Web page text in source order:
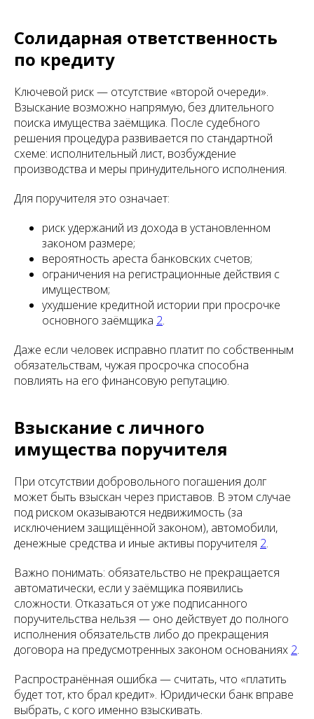
Солидарная ответственность
по кредиту
Ключевой риск — отсутствие «второй очереди».
Взыскание возможно напрямую, без длительного
поиска имущества заёмщика. После судебного
решения процедура развивается по стандартной
схеме: исполнительный лист, возбуждение
производства и меры принудительного исполнения.
Для поручителя это означает:
риск удержаний из дохода в установленном
законом размере;
вероятность ареста банковских счетов;
ограничения на регистрационные действия с
имуществом;
ухудшение кредитной истории при просрочке
основного заёмщика 2.
Даже если человек исправно платит по собственным
обязательствам, чужая просрочка способна
повлиять на его финансовую репутацию.
Взыскание с личного
имущества поручителя
При отсутствии добровольного погашения долг
может быть взыскан через приставов. В этом случае
под риском оказываются недвижимость (за
исключением защищённой законом), автомобили,
денежные средства и иные активы поручителя 2.
Важно понимать: обязательство не прекращается
автоматически, если у заёмщика появились
сложности. Отказаться от уже подписанного
поручительства нельзя — оно действует до полного
исполнения обязательств либо до прекращения
договора на предусмотренных законом основаниях 2.
Распространённая ошибка — считать, что «платить
будет тот, кто брал кредит». Юридически банк вправе
выбрать, с кого именно взыскивать.